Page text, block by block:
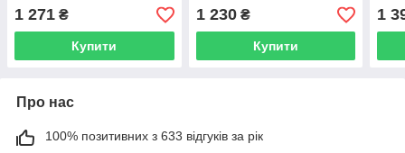
1 271 ₴
Купити
1 230₴
Купити
1
Про нас
100% позитивних з 633 відгуків за рік